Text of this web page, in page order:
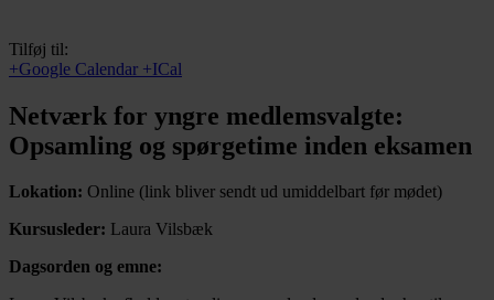
Tilføj til:
+Google Calendar +ICal
Netværk for yngre medlemsvalgte:
Opsamling og spørgetime inden eksamen
Lokation: Online (link bliver sendt ud umiddelbart før mødet)
Kursusleder: Laura Vilsbæk
Dagsorden og emne: